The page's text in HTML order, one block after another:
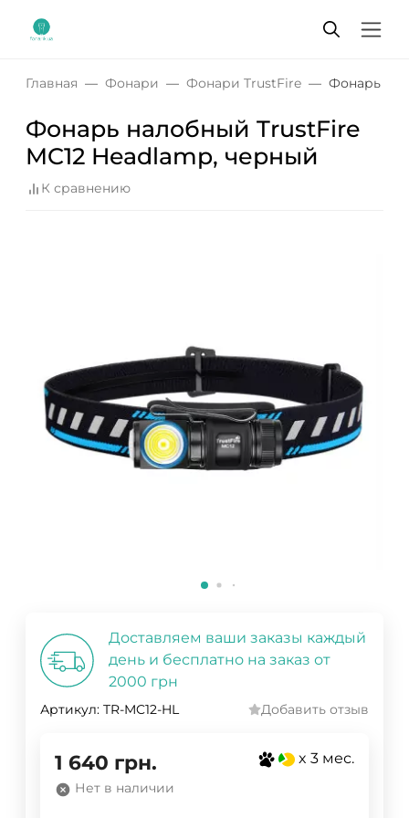
Главная Фонари Фонари TrustFire Фонарь
Фонарь налобный TrustFire
MC12 Headlamp, черный
К сравнению
Доставляем ваши заказы каждый
день и бесплатно на заказ от
2000 грн
Артикул: TR-MC12-HL Добавить отзыв
1 640 грн. x 3 мес.
Нет в наличии